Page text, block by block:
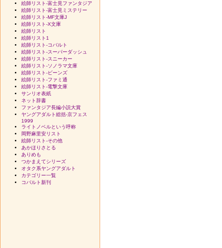
絵師リスト-富士見ファンタジア
絵師リスト-富士見ミステリー
絵師リスト-MF文庫J
絵師リスト-X文庫
絵師リスト
絵師リスト1
絵師リスト-コバルト
絵師リスト-スーパーダッシュ
絵師リスト-スニーカー
絵師リスト-ソノラマ文庫
絵師リスト-ビーンズ
絵師リスト-ファミ通
絵師リスト-電撃文庫
サンリオ表紙
ネット辞書
ファンタジア長編小説大賞
ヤングアダルト総括-京フェス
1999
ライトノベルという呼称
岡野麻里安リスト
絵師リスト-その他
あかほりさとる
ありめも
つかまえてシリーズ
オタク系ヤングアダルト
カテゴリー一覧
コバルト新刊